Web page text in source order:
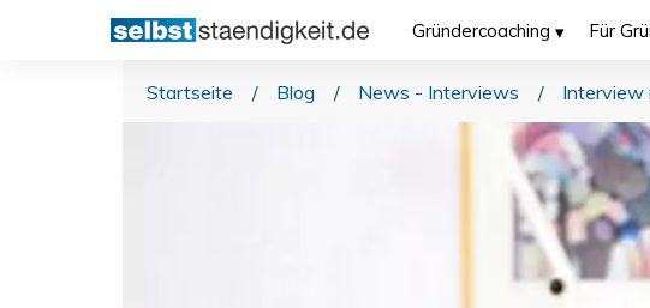
Gründercoaching Für
Startseite / Blog / News - Interviews /